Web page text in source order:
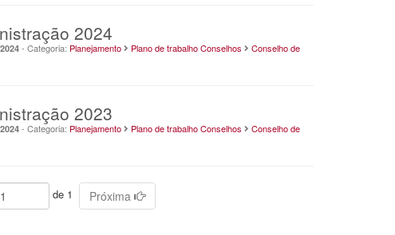
2024
- Categoria: Planejamento Plano de trabalho Conselhos
Conselho de
2023
- Categoria: Planejamento Plano de trabalho Conselhos
Conselho de
de 1 Próxima